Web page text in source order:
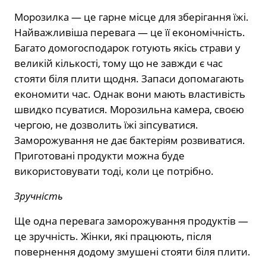
Морозилка — це гарне місце для зберігання їжі.
Найважливіша перевага — це її економічність.
Багато домогосподарок готують якісь страви у
великій кількості, тому що не завжди є час
стояти біля плити щодня. Запаси допомагають
економити час. Однак вони мають властивість
швидко псуватися. Морозильна камера, своєю
чергою, не дозволить їжі зіпсуватися.
Заморожування не дає бактеріям розвиватися.
Приготовані продукти можна буде
використовувати тоді, коли це потрібно.
Зручність
Ще одна перевага заморожування продуктів —
це зручність. Жінки, які працюють, після
повернення додому змушені стояти біля плити.